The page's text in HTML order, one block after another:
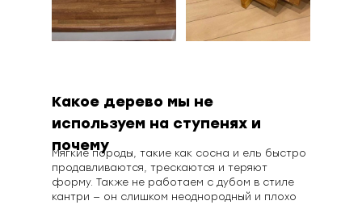
Мягкие породы, такие как сосна и ель быстро
продавливаются, трескаются и теряют
форму. Также не работаем с дубом в стиле
кантри — он слишком неоднородный и плохо
Какое дерево мы не
используем на ступенях и
почему